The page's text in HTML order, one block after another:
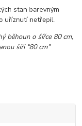
stan barevným
uříznutí netřepil.
běhoun o šířce 80 cm,
šíři "80 cm"